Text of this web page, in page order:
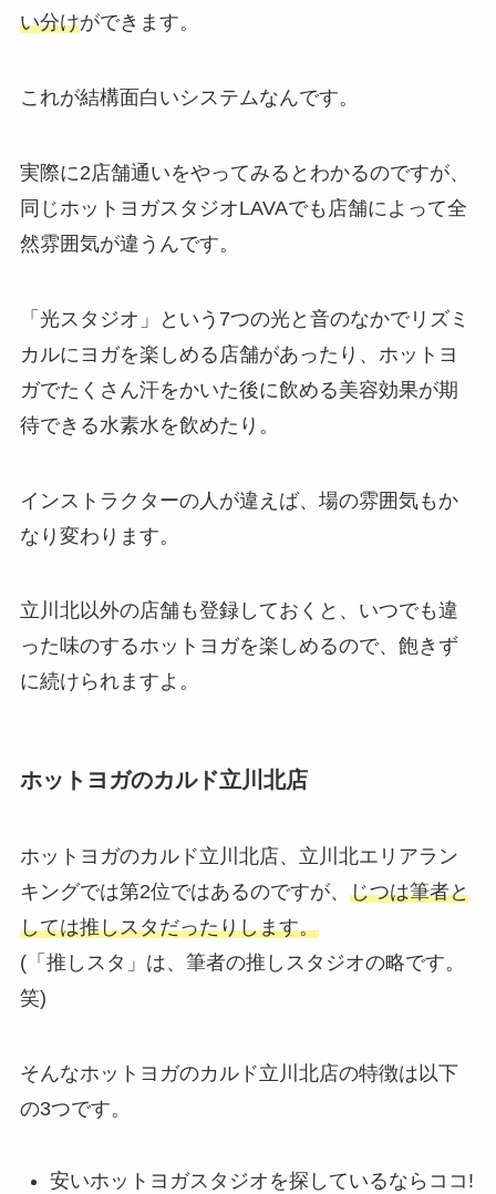
い分けができます。
これが結構面白いシステムなんです。
実際に2店舗通いをやってみるとわかるのですが、
同じホットヨガスタジオLAVAでも店舗によって全
然雰囲気が違うんです。
「光スタジオ」
という7つの光と音のなかでリズミ
カルにヨガを楽しめる店舗があったり、ホットヨ
ガでたくさん汗をかいた後に飲める美容効果が期
待できる水素水を飲めたり。
インストラクターの人が違えば、場の雰囲気もか
なり変わります。
立川北以外の店舗も登録しておくと、いつでも違
った味のするホットヨガを楽しめるので、飽きず
に続けられますよ。
ホットヨガのカルド立川北店
ホットヨガのカルド立川北店、立川北エリアラン
キングでは第2位ではあるのですが、 じつは筆者と
しては推しスタだったりします。
(「推しスタ」は、筆者の推しスタジオの略です。
笑)
そんなホットヨガのカルド立川北店の特徴は以下
の3つです。
安いホットヨガスタジオを探しているならココ!